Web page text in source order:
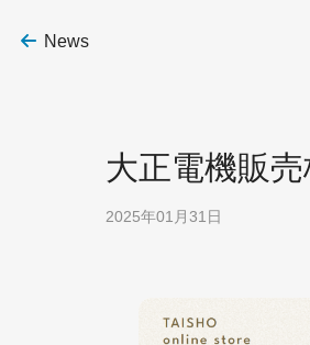
News
大正電機販
2025年01月31日
設・運送・製造業特化の採用支援
ョート動画を活用した採用支援
イル関連Webサービス事業